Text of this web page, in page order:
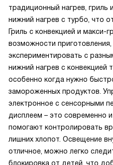
традиционный нагрев,
нижний нагрев с турбо, что
Гриль с конвекцией и макси-
возможности приготовления,
экспериментировать с
нижний нагрев с конвекцией
особенно когда нужно
замороженных продуктов.
электронное с сенсорными
дисплеем – это современно
помогают контролировать
лишних хлопот. Освещение
отличное, можно легко
блокировка от детей, что